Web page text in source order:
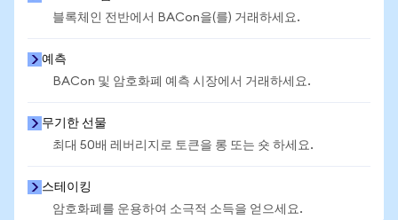
블록체인 전반에서 BACon을(를) 거래하세요.
예측
BACon 및 암호화폐 예측 시장에서 거래하세요.
무기한 선물
최대 50배 레버리지로 토큰을 롱 또는 숏 하세요.
스테이킹
암호화폐를 운용하여 소극적 소득을 얻으세요.